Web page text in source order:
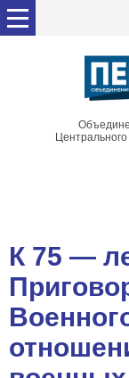
К 75 —